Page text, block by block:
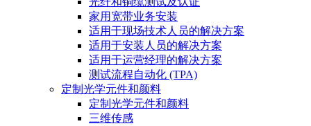
家用宽带业务安装
适用于现场技术人员的解决方案
适用于安装人员的解决方案
适用于运营经理的解决方案
测试流程自动化 (TPA)
定制光学元件和颜料
定制光学元件和颜料
三维传感